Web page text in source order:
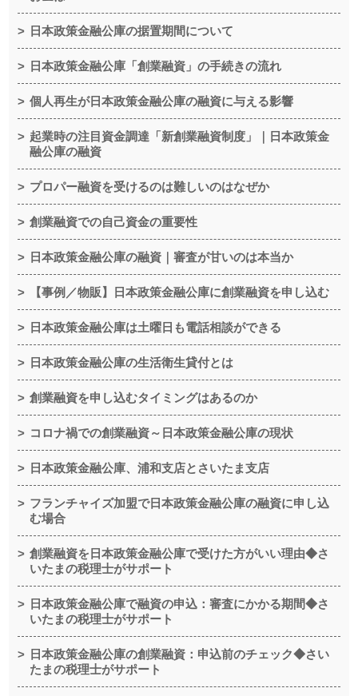
日本政策金融公庫の据置期間について
日本政策金融公庫「創業融資」の手続きの流れ
個人再生が日本政策金融公庫の融資に与える影響
起業時の注目資金調達「新創業融資制度」｜日本政策金
融公庫の融資
プロパー融資を受けるのは難しいのはなぜか
創業融資での自己資金の重要性
日本政策金融公庫の融資｜審査が甘いのは本当か
【事例／物販】日本政策金融公庫に創業融資を申し込む
日本政策金融公庫は土曜日も電話相談ができる
日本政策金融公庫の生活衛生貸付とは
創業融資を申し込むタイミングはあるのか
コロナ禍での創業融資～日本政策金融公庫の現状
日本政策金融公庫、浦和支店とさいたま支店
フランチャイズ加盟で日本政策金融公庫の融資に申し込
む場合
創業融資を日本政策金融公庫で受けた方がいい理由◆さ
いたまの税理士がサポート
日本政策金融公庫で融資の申込：審査にかかる期間◆さ
いたまの税理士がサポート
日本政策金融公庫の創業融資：申込前のチェック◆さい
たまの税理士がサポート